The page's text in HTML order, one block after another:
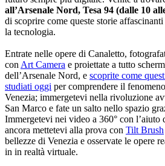
all’Arsenale Nord, Tesa 94 (dalle 10
di scoprire come queste storie
la tecnologia.
Entrate nelle opere di Canaletto,
conArt Camera e proiettate a tutto
dell’Arsenale Nord, e scoprite come
studiati oggi per comprendere il
Venezia; immergetevi nella rivoluzione
San Marco e fate un salto nello spazio
Immergetevi nei video a 360° con l’aiuto
ancora mettetevi alla prova con Tilt Brush
bellezze di Venezia e osservate le opere
in in realtà virtuale.